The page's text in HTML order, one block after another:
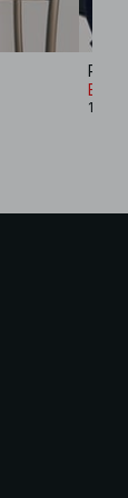
Pull
EUR
12